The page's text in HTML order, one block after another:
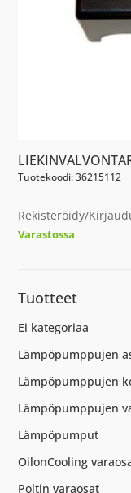
Tuotekoodi: 36215112
Rekisteröidy/
Varastossa
Tuotteet
Ei kategoriaa
Lämpöpumppujen
Lämpöpumppujen
Lämpöpumppujen
Lämpöpumput
OilonCooling
Poltin varaosat